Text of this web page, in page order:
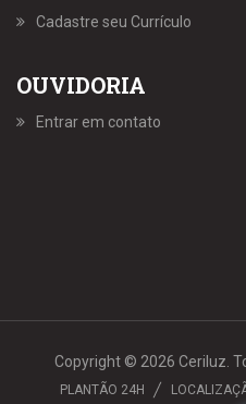
Cadastre seu Currículo
OUVIDORIA
Entrar em contato
Copyright © 2026 Ceriluz.
PLANTÃO 24H